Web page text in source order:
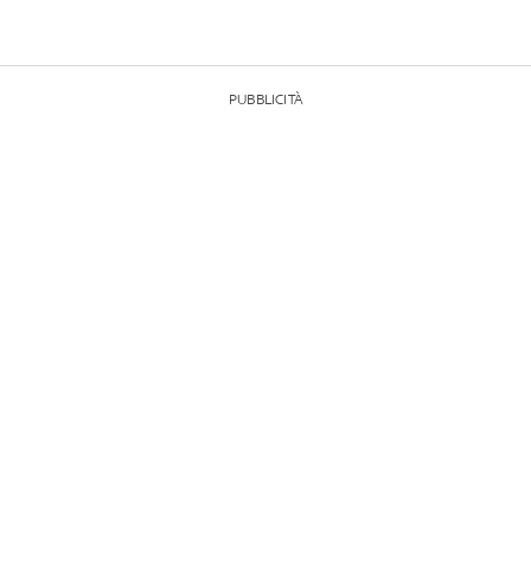
PUBBLICITÀ